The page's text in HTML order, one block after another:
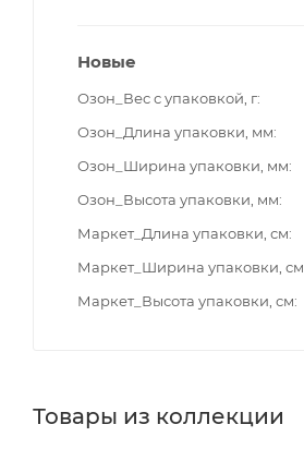
Новые
Озон_Вес с упаковкой, г
Озон_Длина упаковки, мм
Озон_Ширина упаковки, мм
Озон_Высота упаковки, мм
Маркет_Длина упаковки, см
Маркет_Ширина упаковки, см
Маркет_Высота упаковки, см
Товары из коллекции